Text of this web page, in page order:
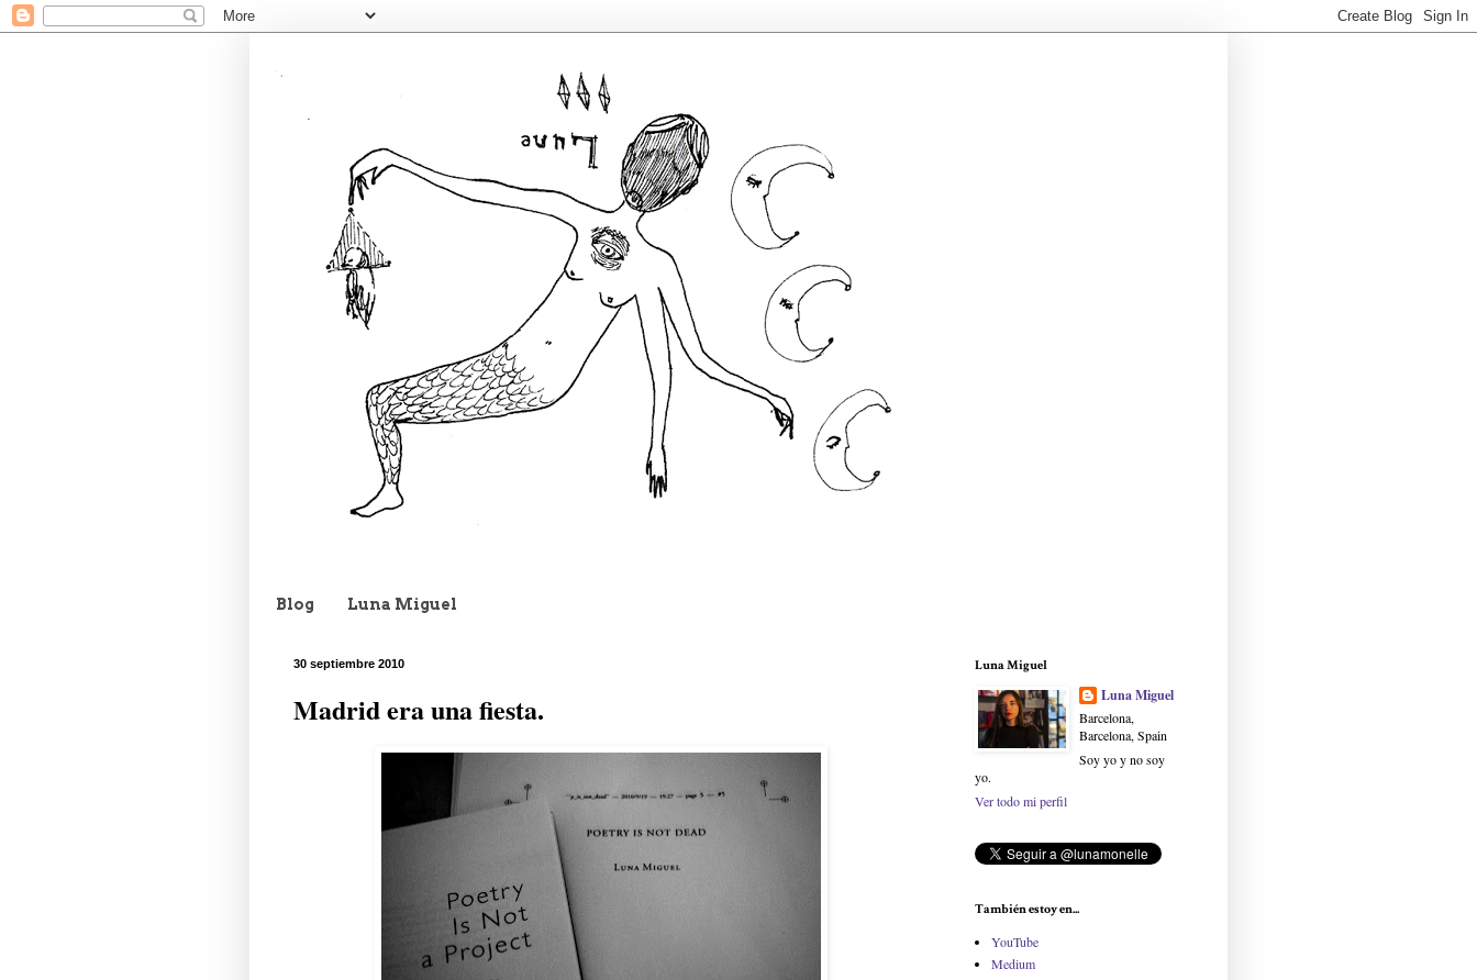
Blog Luna Miguel
30 septiembre 2010
Madrid era una fiesta.
Luna Miguel
Luna Miguel
Barcelona,
Barcelona, Spain
Soy yo y no soy
yo.
Ver todo mi perfil
También estoy en...
YouTube
Medium